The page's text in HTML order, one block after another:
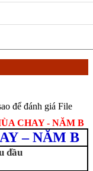
để đánh giá File
CHAY - NĂM B
– NĂM B
đầu